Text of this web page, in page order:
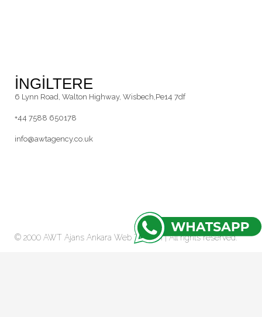
İNGİLTERE
6 Lynn Road, Walton Highway, Wisbech,Pe14 7df
+44 7588 650178
info@awtagency.co.uk
© 2000 AWT Ajans Ankara Web Tasarım| All rights reserved.